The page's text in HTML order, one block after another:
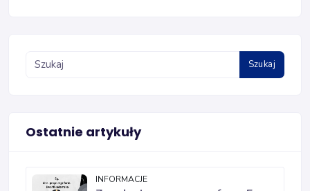
Szukaj
Ostatnie artykuły
INFORMACJE